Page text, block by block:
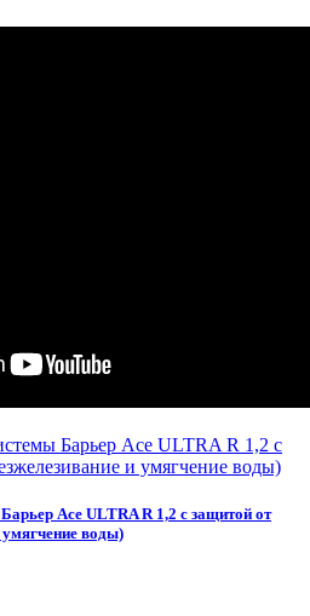
Ace ULTRA R 1,2 с защитой от
умягчение воды)